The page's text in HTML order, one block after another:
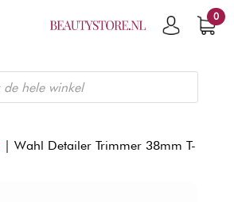
0
| Wahl Detailer Trimmer 38mm T-